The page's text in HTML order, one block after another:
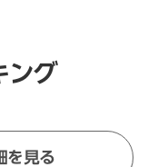
グ
を見る